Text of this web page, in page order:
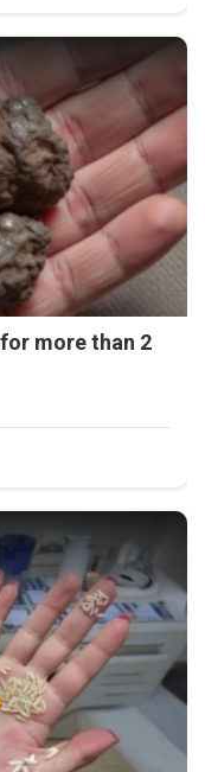
more than 2